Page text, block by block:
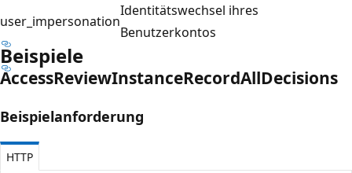
user_impersonation
Identitätswechsel ihres
Benutzerkontos
Beispiele
AccessReviewInstanceRecordAllDecisions
Beispielanforderung
HTTP